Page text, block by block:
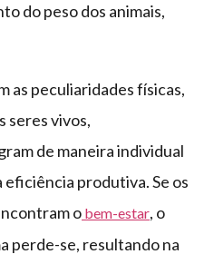
do peso dos animais,
as peculiaridades físicas,
seres vivos,
de maneira individual
produtiva. Se os
o bem-estar, o
perde-se, resultando na